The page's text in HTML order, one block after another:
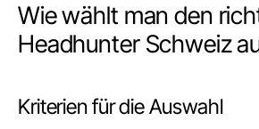
Wie wählt man den
Headhunter Schweiz
Kriterien für die Auswahl